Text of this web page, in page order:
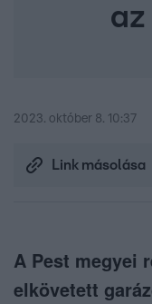
az
2023. október 8. 10:37
Link másolása
A Pest megyei
elkövetett